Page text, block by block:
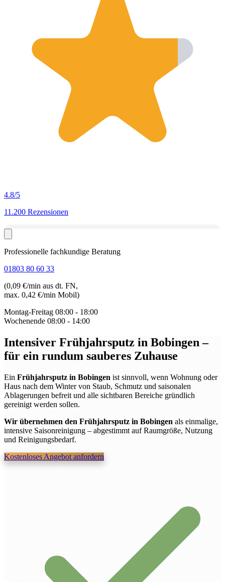
4.8/5
11.200 Rezensionen
Professionelle fachkundige Beratung
01803 80 60 33
(0,09 €/min aus dt. FN,
max. 0,42 €/min Mobil)
Montag-Freitag 08:00 - 18:00
Wochenende 08:00 - 14:00
Intensiver Frühjahrsputz in Bobingen–
für ein rundum sauberes Zuhause
Ein Frühjahrsputz in Bobingen ist sinnvoll, wenn Wohnung oder
Haus nach dem Winter von Staub, Schmutz und saisonalen
Ablagerungen befreit und alle sichtbaren Bereiche gründlich
gereinigt werden sollen.
Wir übernehmen den Frühjahrsputz in Bobingen als einmalige,
intensive Saisonreinigung – abgestimmt auf Raumgröße, Nutzung
und Reinigungsbedarf.
Kostenloses Angebot anfordern